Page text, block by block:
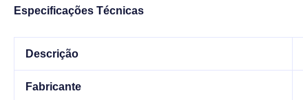
Especificações Técnicas
Descrição
Fabricante